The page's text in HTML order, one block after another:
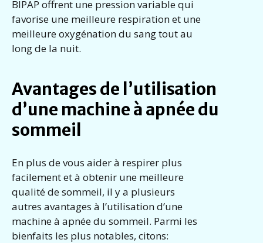
BIPAP offrent une pression variable qui
favorise une meilleure respiration et une
meilleure oxygénation du sang tout au
long de la nuit.
Avantages de l’utilisation
d’une machine à apnée du
sommeil
En plus de vous aider à respirer plus
facilement et à obtenir une meilleure
qualité de sommeil, il y a plusieurs
autres avantages à l’utilisation d’une
machine à apnée du sommeil. Parmi les
bienfaits les plus notables, citons: